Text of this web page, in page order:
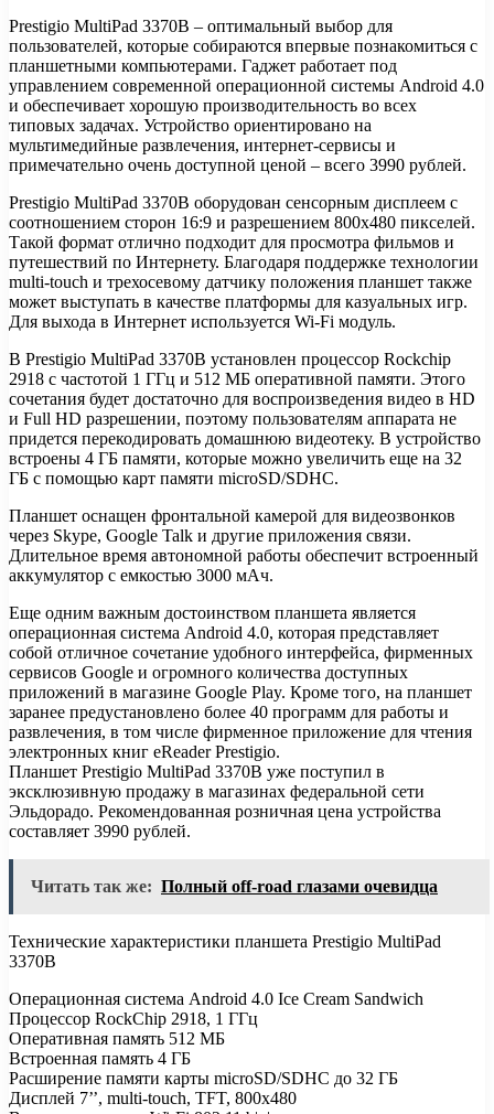
Prestigio MultiPad 3370B – оптимальный выбор для
пользователей, которые собираются впервые познакомиться с
планшетными компьютерами. Гаджет работает под
управлением современной операционной системы Android 4.0
и обеспечивает хорошую производительность во всех
типовых задачах. Устройство ориентировано на
мультимедийные развлечения, интернет-сервисы и
примечательно очень доступной ценой – всего 3990 рублей.
Prestigio MultiPad 3370B оборудован сенсорным дисплеем с
соотношением сторон 16:9 и разрешением 800х480 пикселей.
Такой формат отлично подходит для просмотра фильмов и
путешествий по Интернету. Благодаря поддержке технологии
multi-touch и трехосевому датчику положения планшет также
может выступать в качестве платформы для казуальных игр.
Для выхода в Интернет используется Wi-Fi модуль.
В Prestigio MultiPad 3370B установлен процессор Rockchip
2918 с частотой 1 ГГц и 512 МБ оперативной памяти. Этого
сочетания будет достаточно для воспроизведения видео в HD
и Full HD разрешении, поэтому пользователям аппарата не
придется перекодировать домашнюю видеотеку. В устройство
встроены 4 ГБ памяти, которые можно увеличить еще на 32
ГБ с помощью карт памяти microSD/SDHC.
Планшет оснащен фронтальной камерой для видеозвонков
через Skype, Google Talk и другие приложения связи.
Длительное время автономной работы обеспечит встроенный
аккумулятор с емкостью 3000 мАч.
Еще одним важным достоинством планшета является
операционная система Android 4.0, которая представляет
собой отличное сочетание удобного интерфейса, фирменных
сервисов Google и огромного количества доступных
приложений в магазине Google Play. Кроме того, на планшет
заранее предустановлено более 40 программ для работы и
развлечения, в том числе фирменное приложение для чтения
электронных книг eReader Prestigio.
Планшет Prestigio MultiPad 3370B уже поступил в
эксклюзивную продажу в магазинах федеральной сети
Эльдорадо. Рекомендованная розничная цена устройства
составляет 3990 рублей.
Читать так же: Полный off-road глазами очевидца
Технические характеристики планшета Prestigio MultiPad
3370B
Операционная система Android 4.0 Ice Cream Sandwich
Процессор RockChip 2918, 1 ГГц
Оперативная память 512 МБ
Встроенная память 4 ГБ
Расширение памяти карты microSD/SDHC до 32 ГБ
Дисплей 7’’, multi-touch, TFT, 800х480